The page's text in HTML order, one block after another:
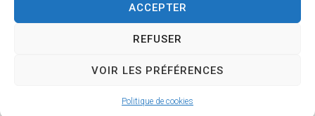
ACCEPTER
REFUSER
VOIR LES PRÉFÉRENCES
Politique de cookies
© 2025 - Propulsé par Utopia